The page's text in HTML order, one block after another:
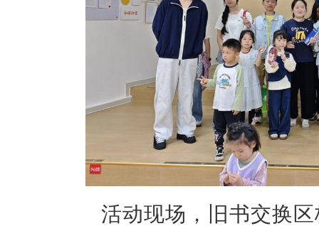
活动现场，旧书交换